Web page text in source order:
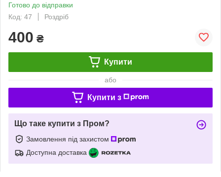
Готово до відправки
Код: 47
Роздріб
400 ₴
Купити
або
Купити з
Що таке купити з Пром?
Замовлення під захистом
Доступна доставка